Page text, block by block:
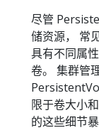
尽管
储资源， 常
具有不同属
卷。 集群管
限于卷大小
的这些细节